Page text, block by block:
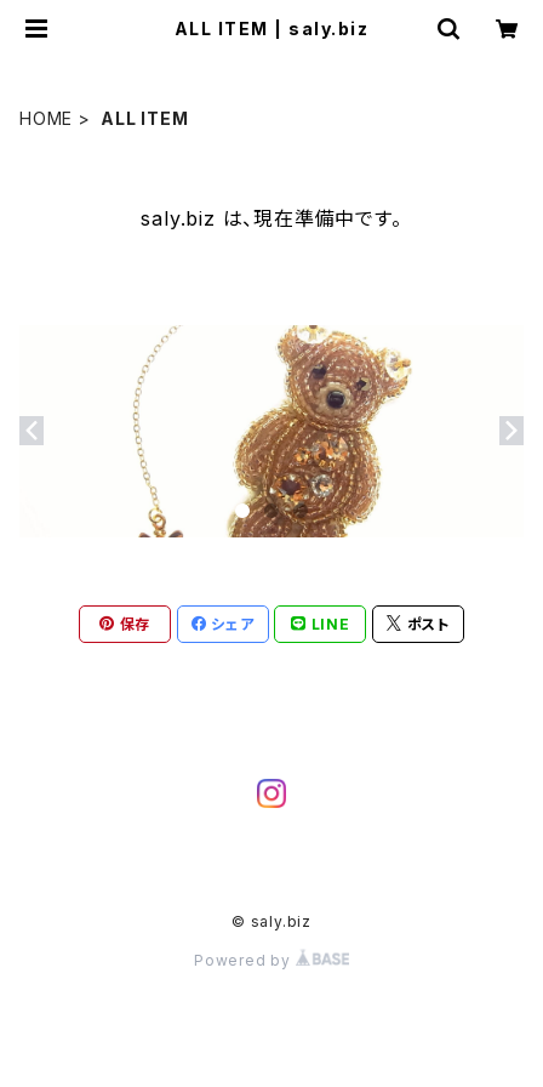
ALL ITEM | saly.biz
HOME ALL ITEM
saly.biz は、現在準備中です。
保存 シェア LINE ポスト
© saly.biz
Powered by